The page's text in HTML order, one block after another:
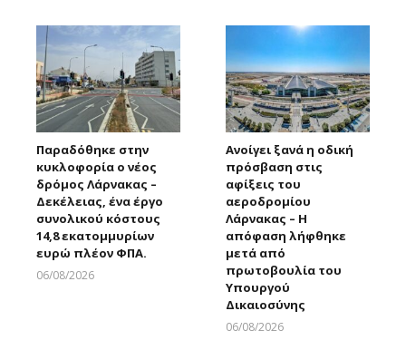
Παραδόθηκε στην
κυκλοφορία ο νέος
δρόμος Λάρνακας –
Δεκέλειας, ένα έργο
συνολικού κόστους
14,8 εκατομμυρίων
ευρώ πλέον ΦΠΑ.
06/08/2026
Ανοίγει ξανά η οδική
πρόσβαση στις
αφίξεις του
αεροδρομίου
Λάρνακας – Η
απόφαση λήφθηκε
μετά από
πρωτοβουλία του
Υπουργού
Δικαιοσύνης
06/08/2026